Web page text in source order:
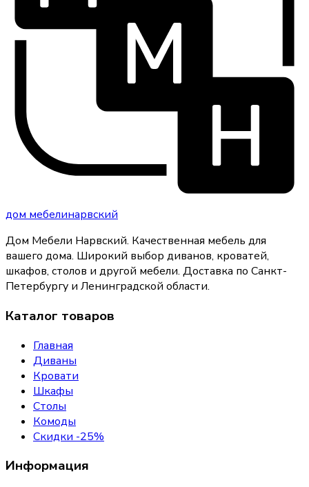
дом мебелинарвский
Дом Мебели Нарвский. Качественная мебель для
вашего дома. Широкий выбор диванов, кроватей,
шкафов, столов и другой мебели. Доставка по Санкт-
Петербургу и Ленинградской области.
Каталог товаров
Главная
Диваны
Кровати
Шкафы
Столы
Комоды
Скидки -25%
Информация